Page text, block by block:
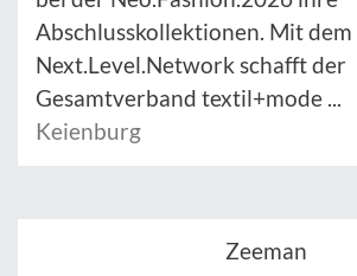
Abschlusskollektionen. Mit dem
Next.Level.Network schafft der
Gesamtverband textil+mode ...
Keienburg
Zeeman